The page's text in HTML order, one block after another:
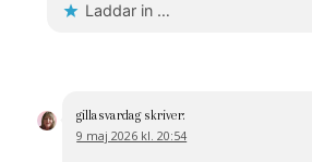
Laddar in …
gillasvardag skriver:
9 maj 2026 kl. 20:54